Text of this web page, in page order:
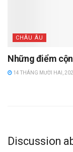
CHÂU ÂU
Những điểm
14 THÁNG MƯỜI HAI,
Discussion